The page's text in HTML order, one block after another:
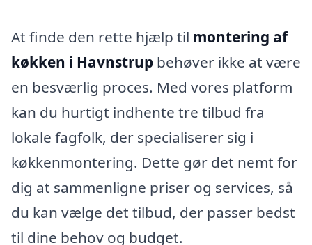
At finde den rette hjælp til montering af
køkken i Havnstrup behøver ikke at være
en besværlig proces. Med vores platform
kan du hurtigt indhente tre tilbud fra
lokale fagfolk, der specialiserer sig i
køkkenmontering. Dette gør det nemt for
dig at sammenligne priser og services, så
du kan vælge det tilbud, der passer bedst
til dine behov og budget.